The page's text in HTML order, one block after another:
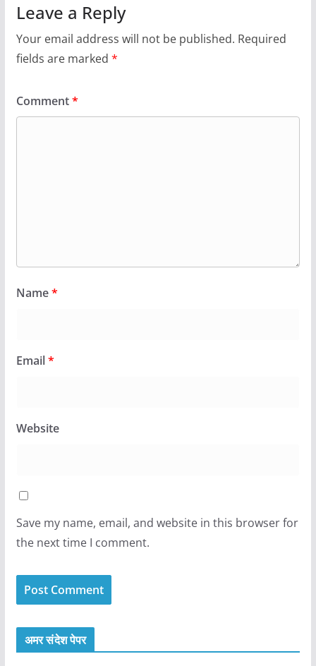
Leave a Reply
Your email address will not be published. Required
fields are marked *
Comment*
Name*
Email*
Website
Save my name, email, and website in this browser for
the next time I comment.
अमर संदेश पेपर